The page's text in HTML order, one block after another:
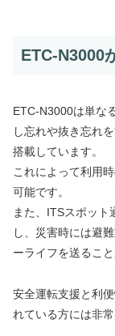
ETC-N3000
ETC-N3000は単な
し忘れや抜き忘れ
搭載しています。
これによって利用
可能です。
また、ITSスポット
し、災害時には避
ーライフを送ること
安全運転支援と利
れている方には非